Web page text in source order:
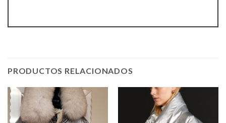
PRODUCTOS RELACIONADOS